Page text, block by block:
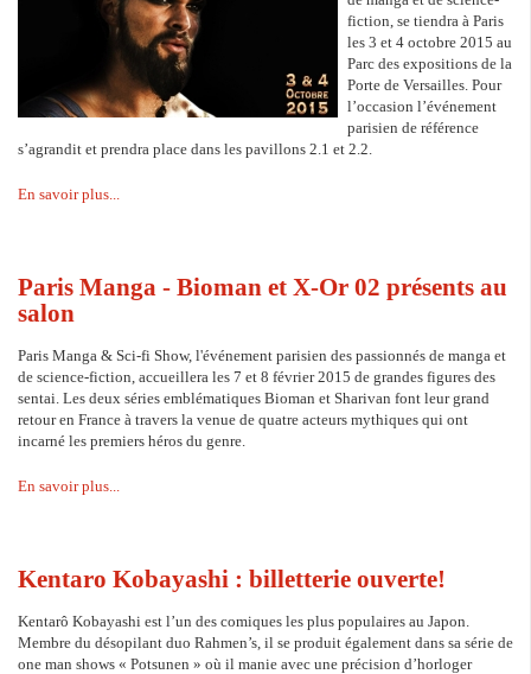
fiction, se tiendra à Paris
les 3 et 4 octobre 2015 au
Parc des expositions de la
Porte de Versailles. Pour
l’occasion l’événement
parisien de référence
s’agrandit et prendra place dans les pavillons 2.1 et 2.2.
En savoir plus...
Paris Manga - Bioman et X-Or 02 présents au
salon
Paris Manga & Sci-fi Show, l'événement parisien des passionnés de manga et
de science-fiction, accueillera les 7 et 8 février 2015 de grandes figures des
sentai. Les deux séries emblématiques Bioman et Sharivan font leur grand
retour en France à travers la venue de quatre acteurs mythiques qui ont
incarné les premiers héros du genre.
En savoir plus...
Kentaro Kobayashi : billetterie ouverte!
Kentarô Kobayashi est l’un des comiques les plus populaires au Japon.
Membre du désopilant duo Rahmen’s, il se produit également dans sa série de
one man shows « Potsunen » où il manie avec une précision d’horloger